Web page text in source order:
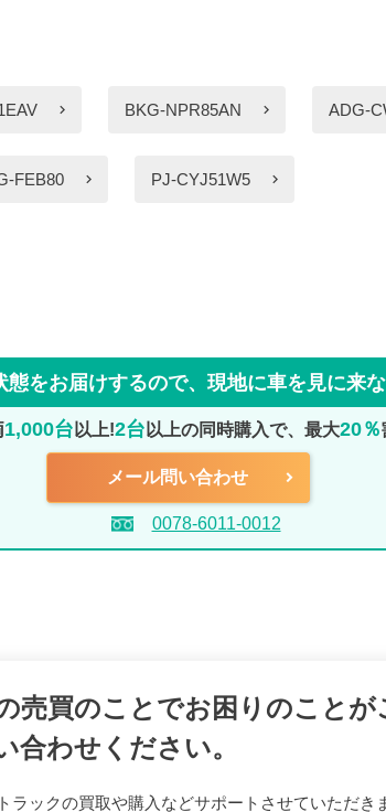
BKG-NPR85AN ADG-
FEB80 PJ-CYJ51W5
をお届けするので、 現地に車を見に来
1,000台 以上!2台 以上の同時購入で、最大20％
メール問い合わせ
0078-6011-0012
売買のことでお困りのことが
合わせください。
ラックの買取や購入などサポートさせていただき